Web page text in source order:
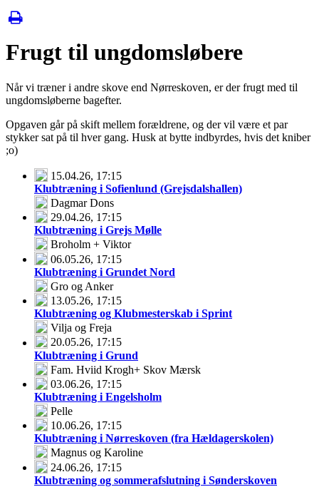
Frugt til ungdomsløbere
Når vi træner i andre skove end Nørreskoven, er der frugt med til
ungdomsløberne bagefter.
Opgaven går på skift mellem forældrene, og der vil være et par
stykker sat på til hver gang. Husk at bytte indbyrdes, hvis det kniber
;o)
15.04.26, 17:15
Klubtræning i Sofienlund (Grejsdalshallen)
Dagmar Dons
29.04.26, 17:15
Klubtræning i Grejs Mølle
Broholm + Viktor
06.05.26, 17:15
Klubtræning i Grundet Nord
Gro og Anker
13.05.26, 17:15
Klubtræning og Klubmesterskab i Sprint
Vilja og Freja
20.05.26, 17:15
Klubtræning i Grund
Fam. Hviid Krogh+ Skov Mærsk
03.06.26, 17:15
Klubtræning i Engelsholm
Pelle
10.06.26, 17:15
Klubtræning i Nørreskoven (fra Hældagerskolen)
Magnus og Karoline
24.06.26, 17:15
Klubtræning og sommerafslutning i Sønderskoven